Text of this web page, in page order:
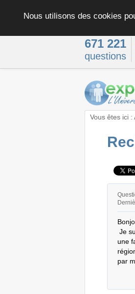
Nous utilisons des cookies
671 221
questions
Vous êtes ici :
une
par